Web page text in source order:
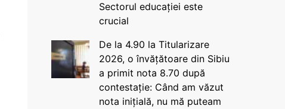
Sectorul educației este
crucial
De la 4.90 la Titularizare
2026, o învățătoare din Sibiu
a primit nota 8.70 după
contestație: Când am văzut
nota inițială, nu mă puteam